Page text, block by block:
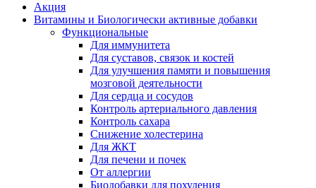
Акция
Витамины и Биологически активные добавки
Функциональные
Для иммунитета
Для суставов, связок и костей
Для улучшения памяти и повышения
мозговой деятельности
Для сердца и сосудов
Контроль артериального давления
Контроль сахара
Снижение холестерина
Для ЖКТ
Для печени и почек
От аллергии
Биодобавки для похудения